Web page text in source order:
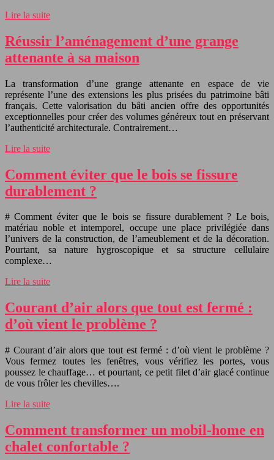
Lire la suite
Réussir l’aménagement d’une grange
attenante à sa maison
La transformation d’une grange attenante en espace de vie
représente l’une des extensions les plus prisées du patrimoine bâti
français. Cette valorisation du bâti ancien offre des opportunités
exceptionnelles pour créer des volumes généreux tout en préservant
l’authenticité architecturale. Contrairement…
Lire la suite
Comment éviter que le bois se fissure
durablement ?
# Comment éviter que le bois se fissure durablement ? Le bois,
matériau noble et intemporel, occupe une place privilégiée dans
l’univers de la construction, de l’ameublement et de la décoration.
Pourtant, sa nature hygroscopique et sa structure cellulaire
complexe…
Lire la suite
Courant d’air alors que tout est fermé :
d’où vient le problème ?
# Courant d’air alors que tout est fermé : d’où vient le problème ?
Vous fermez toutes les fenêtres, vous vérifiez les portes, vous
poussez le chauffage… et pourtant, ce petit filet d’air glacé continue
de vous frôler les chevilles….
Lire la suite
Comment transformer un mobil-home en
chalet confortable ?